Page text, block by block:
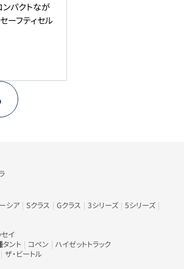
ンパクトなが
ーフティセル
シア Sクラス Gクラス 3シリーズ
5シリーズ
イ
タント コペン
ハイゼットトラック
ザ・ビートル